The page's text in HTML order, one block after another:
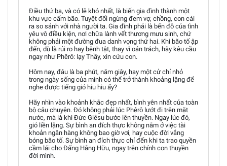
Điều thứ ba, và có lẽ khó nhất, là biến gia đình thành một
khu vực cấm bão. Tuyệt đối ngừng đem vợ, chồng, con cái
ra so sánh với nhà người ta. Gia đình phải là bến đỗ của tình
yêu vô điều kiện, nơi chữa lành vết thương mưu sinh, chứ
không phải một đường đua danh vọng thứ hai. Khi bão tố ập
đến, dù là rủi ro hay bệnh tật, thay vì oán trách, hãy kêu cầu
ngay như Phêrô: lạy Thầy, xin cứu con.
Hôm nay, đâu là ba phút, năm giây, hay một cử chỉ nhỏ
trong ngày sống của mình có thể trở thành khoảng lặng để
nghe được tiếng gió hiu hiu ấy?
Hãy nhìn vào khoảnh khắc đẹp nhất, bình yên nhất của toàn
bộ câu chuyện. Đó không phải lúc Phêrô lướt đi trên mặt
nước, mà là khi Đức Giêsu bước lên thuyền. Ngay lúc đó,
gió liền lặng. Sự bình an đích thực không nằm ở việc tài
khoản ngân hàng không bao giờ vơi, hay cuộc đời vắng
bóng bão tố. Sự bình an đích thực chỉ đến khi ta trao quyền
cầm lái cho Đấng Hằng Hữu, ngay trên chính con thuyền
đời mình.